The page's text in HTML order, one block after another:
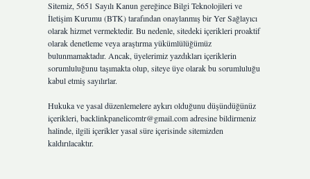
Sitemiz, 5651 Sayılı Kanun gereğince Bilgi Teknolojileri ve
İletişim Kurumu (BTK) tarafından onaylanmış bir Yer Sağlayıcı
olarak hizmet vermektedir. Bu nedenle, sitedeki içerikleri proaktif
olarak denetleme veya araştırma yükümlülüğümüz
bulunmamaktadır. Ancak, üyelerimiz yazdıkları içeriklerin
sorumluluğunu taşımakta olup, siteye üye olarak bu sorumluluğu
kabul etmiş sayılırlar.
Hukuka ve yasal düzenlemelere aykırı olduğunu düşündüğünüz
içerikleri, backlinkpanelicomtr@gmail.comadresine bildirmeniz
halinde, ilgili içerikler yasal süre içerisinde sitemizden
kaldırılacaktır.